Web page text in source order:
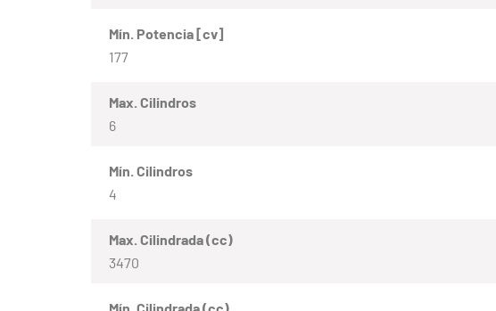
Mín. Potencia [cv]
177
Max. Cilindros
6
Mín. Cilindros
4
Max. Cilindrada (cc)
3470